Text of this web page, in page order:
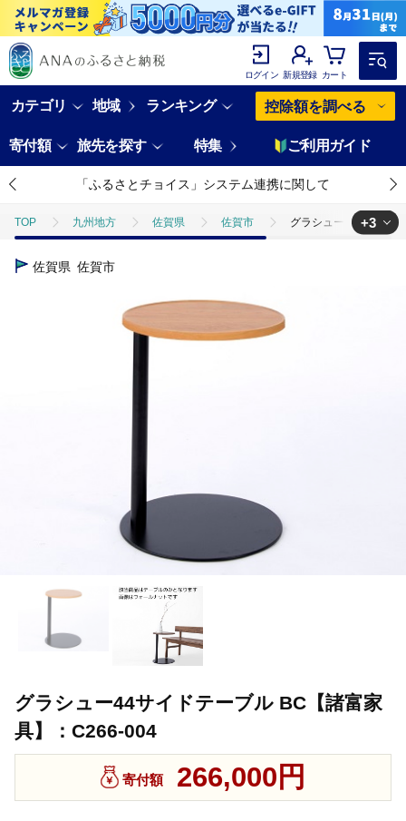
ログイン 新規登録 カート
カテゴリ 地域 ランキング 控除額を調べる
寄付額 旅先を探す 特集 ご利用ガイド
「ふるさとチョイス」システム連携に関して
TOP 九州地方 佐賀県 佐賀市 グラシュー44サイドテ
TOP
日用品・雑貨 グラシュー44サイドテーブ
+3
佐賀県 佐賀市
グラシュー44サイドテーブル BC【諸富家
具】：C266-004
寄付額 266,000円